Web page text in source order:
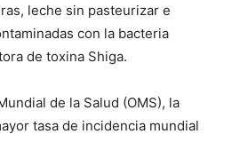
leche sin pasteurizar e
con la bacteria
de toxina Shiga.
de la Salud (OMS), la
tasa de incidencia mundial